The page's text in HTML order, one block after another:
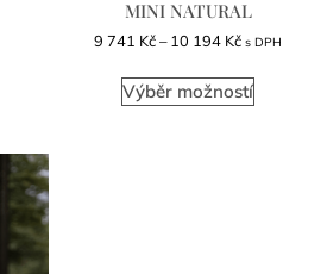
MINI NATURAL
9 741 Kč– 10 194 Kč s DPH
Výběr možností